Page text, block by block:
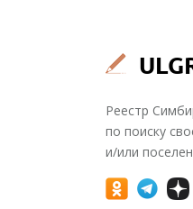
Реестр
по поиску
и/или